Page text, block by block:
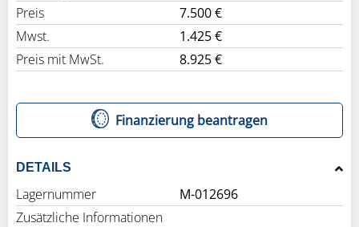
Preis
7.500 €
Mwst.
1.425 €
Preis mit MwSt.
8.925 €
Finanzierung beantragen
DETAILS
Lagernummer
M-012696
Zusätzliche Informationen